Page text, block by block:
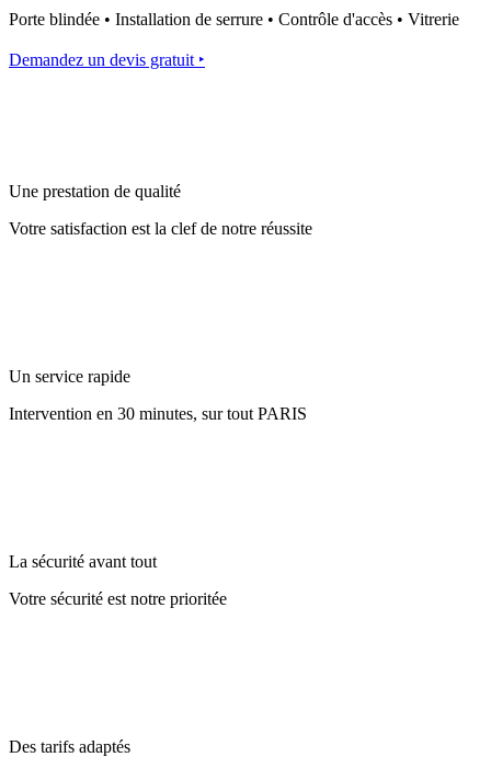
Porte blindée • Installation de serrure • Contrôle d'accès • Vitrerie
Demandez un devis gratuit ‣
Une prestation de qualité
Votre satisfaction est la clef de notre réussite
Un service rapide
Intervention en 30 minutes, sur tout PARIS
La sécurité avant tout
Votre sécurité est notre prioritée
Des tarifs adaptés